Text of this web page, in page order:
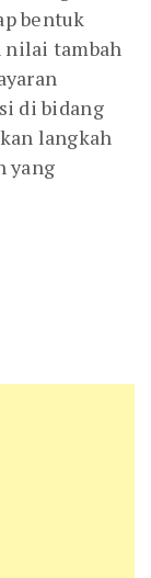
bentuk
nilai tambah
di bidang
langkah
yang